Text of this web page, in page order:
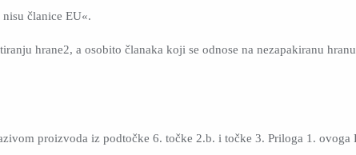
članice EU«.
hrane2, a osobito članaka koji se odnose na nezapakiranu
proizvoda iz podtočke 6. točke 2.b. i točke 3. Priloga 1.